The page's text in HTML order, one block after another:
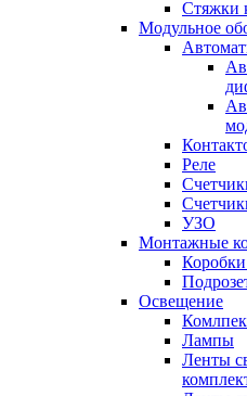
Стяжки
Модульное
Реле
УЗО
Монтажные
Освещение
Лампы
Ленты